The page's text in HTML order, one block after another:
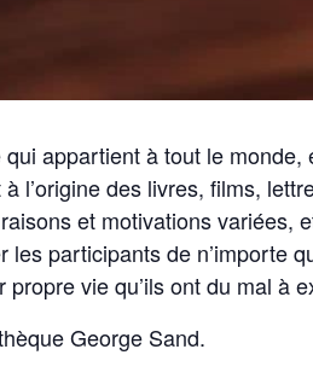
appartient à tout le
des livres, films,
et motivations variées,
participants de n’importe
vie qu’ils ont du mal à
George Sand.